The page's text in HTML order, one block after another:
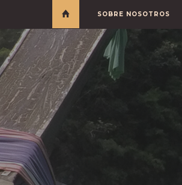
SOBRE NOSOTROS